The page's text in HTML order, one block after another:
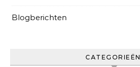
Blogberichten
CATEGORIEËN